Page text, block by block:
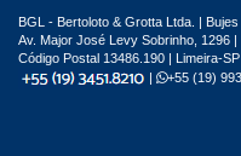
BGL - Bertoloto & Grotta Ltda. | Bujes
Av. Major José Levy Sobrinho, 1296 |
Código Postal 13486.190 | Limeira-
|
+55 (19)